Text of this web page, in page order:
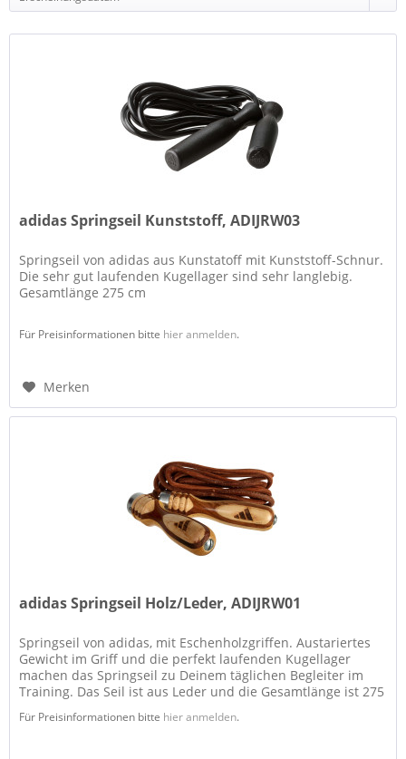
adidas Springseil Kunststoff, ADIJRW03
Springseil von adidas aus Kunstatoff mit Kunststoff-Schnur.
Die sehr gut laufenden Kugellager sind sehr langlebig.
Gesamtlänge 275 cm
Für Preisinformationen bitte hier anmelden.
Merken
adidas Springseil Holz/Leder, ADIJRW01
Springseil von adidas, mit Eschenholzgriffen. Austariertes
Gewicht im Griff und die perfekt laufenden Kugellager
machen das Springseil zu Deinem täglichen Begleiter im
Training. Das Seil ist aus Leder und die Gesamtlänge ist 275
Für Preisinformationen bitte hier anmelden.